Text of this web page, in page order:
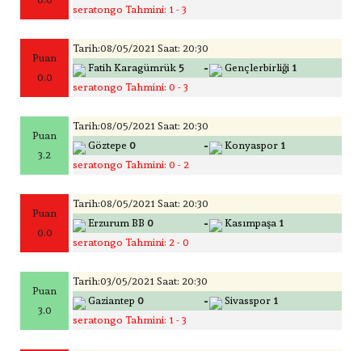
seratongo Tahmini: 1 - 3
Puan
0.0
Tarih:08/05/2021 Saat: 20:30
Fatih Karagümrük 5 - Gençlerbirliği 1
seratongo Tahmini: 0 - 3
Puan
3.2
Tarih:08/05/2021 Saat: 20:30
Göztepe 0 - Konyaspor 1
seratongo Tahmini: 0 - 2
Puan
0.0
Tarih:08/05/2021 Saat: 20:30
Erzurum BB 0 - Kasımpaşa 1
seratongo Tahmini: 2 - 0
Puan
3.0
Tarih:03/05/2021 Saat: 20:30
Gaziantep 0 - Sivasspor 1
seratongo Tahmini: 1 - 3